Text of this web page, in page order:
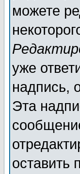
можете
уже
надпись,
Эта
оставить